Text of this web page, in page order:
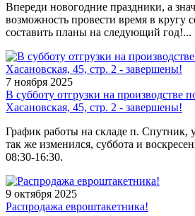
Впереди новогодние праздники, а
возможность провести время в кругу
составить планы на следующий год!...
7 ноября 2025
В субботу отгрузки на производстве
Хасановская, 45, стр. 2 - завершены!
График работы на складе п. Спутник,
так же изменился, суббота и
08:30-16:30.
9 октября 2025
Распродажа евроштакетника!